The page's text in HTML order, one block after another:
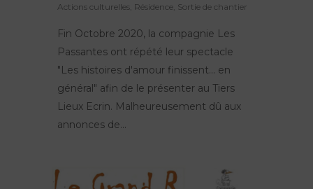
Actions culturelles Résidence Sortie de chantier
Fin Octobre 2020, la compagnie Les
Passantes ont répété leur spectacle
"Les histoires d'amour finissent... en
général" afin de le présenter au Tiers
Lieux Ecrin. Malheureusement dû aux
annonces de...